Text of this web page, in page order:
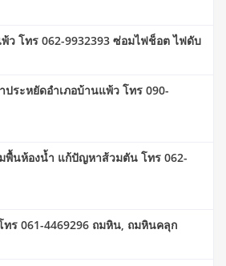
ว โทร 062-9932393 ซ่อมไฟช็อต ไฟดับ
ประหยัดอำเภอบ้านแพ้ว โทร 090-
พื้นห้องน้ำ แก้ปัญหาส้วมตัน โทร 062-
ร 061-4469296 ถมหิน, ถมหินคลุก